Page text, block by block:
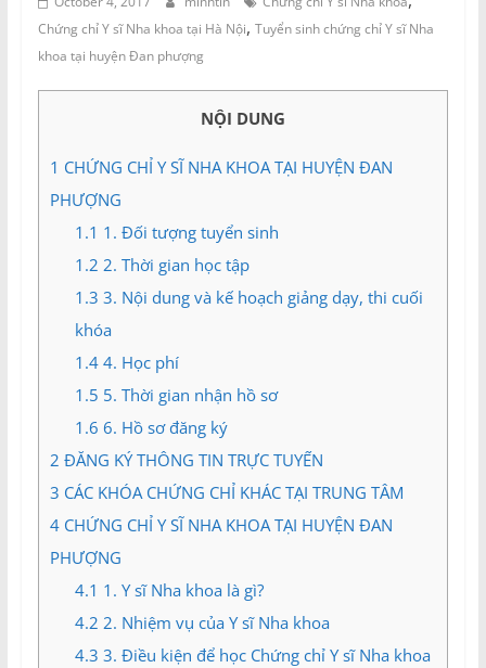
và
Tư
vấn
Miền
Chứng chỉ Y sĩ Nha khoa tại Hà Nội, Tuyển sinh chứng chỉ Y sĩ Nha
khoa tại huyện Đan phượng
NỘI DUNG
1 CHỨNG CHỈ Y SĨ NHA KHOA TẠI HUYỆN ĐAN
PHƯỢNG
1.1 1. Đối tượng tuyển sinh
1.2 2. Thời gian học tập
1.3 3. Nội dung và kế hoạch giảng dạy, thi cuối
khóa
1.44. Học phí
1.5 5. Thời gian nhận hồ sơ
1.6 6. Hồ sơ đăng ký
2 ĐĂNG KÝ THÔNG TIN TRỰC TUYẾN
3 CÁC KHÓA CHỨNG CHỈ KHÁC TẠI TRUNG TÂM
4CHỨNG CHỈ Y SĨ NHA KHOA TẠI HUYỆN ĐAN
PHƯỢNG
4.1 1. Y sĩ Nha khoa là gì?
4.2 2. Nhiệm vụ của Y sĩ Nha khoa
4.3 3. Điều kiện để học Chứng chỉ Y sĩ Nha khoa